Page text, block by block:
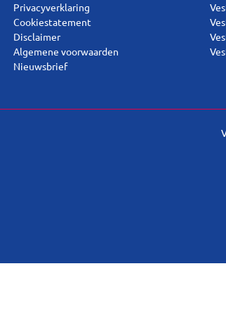
Privacyverklaring
Cookiestatement
Disclaimer
Algemene voorwaarden
Nieuwsbrief